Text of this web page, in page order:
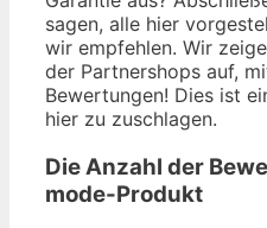
sagen, alle hier
wir empfehlen. Wir
der Partnershops auf,
Bewertungen! Dies ist
hier zu zuschlagen.
Die Anzahl der
mode-Produkt